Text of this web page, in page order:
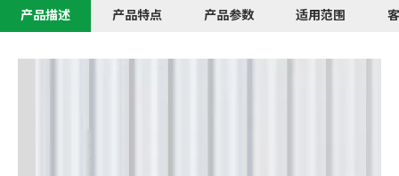
产品描述 产品特点 产品参数 适用范围